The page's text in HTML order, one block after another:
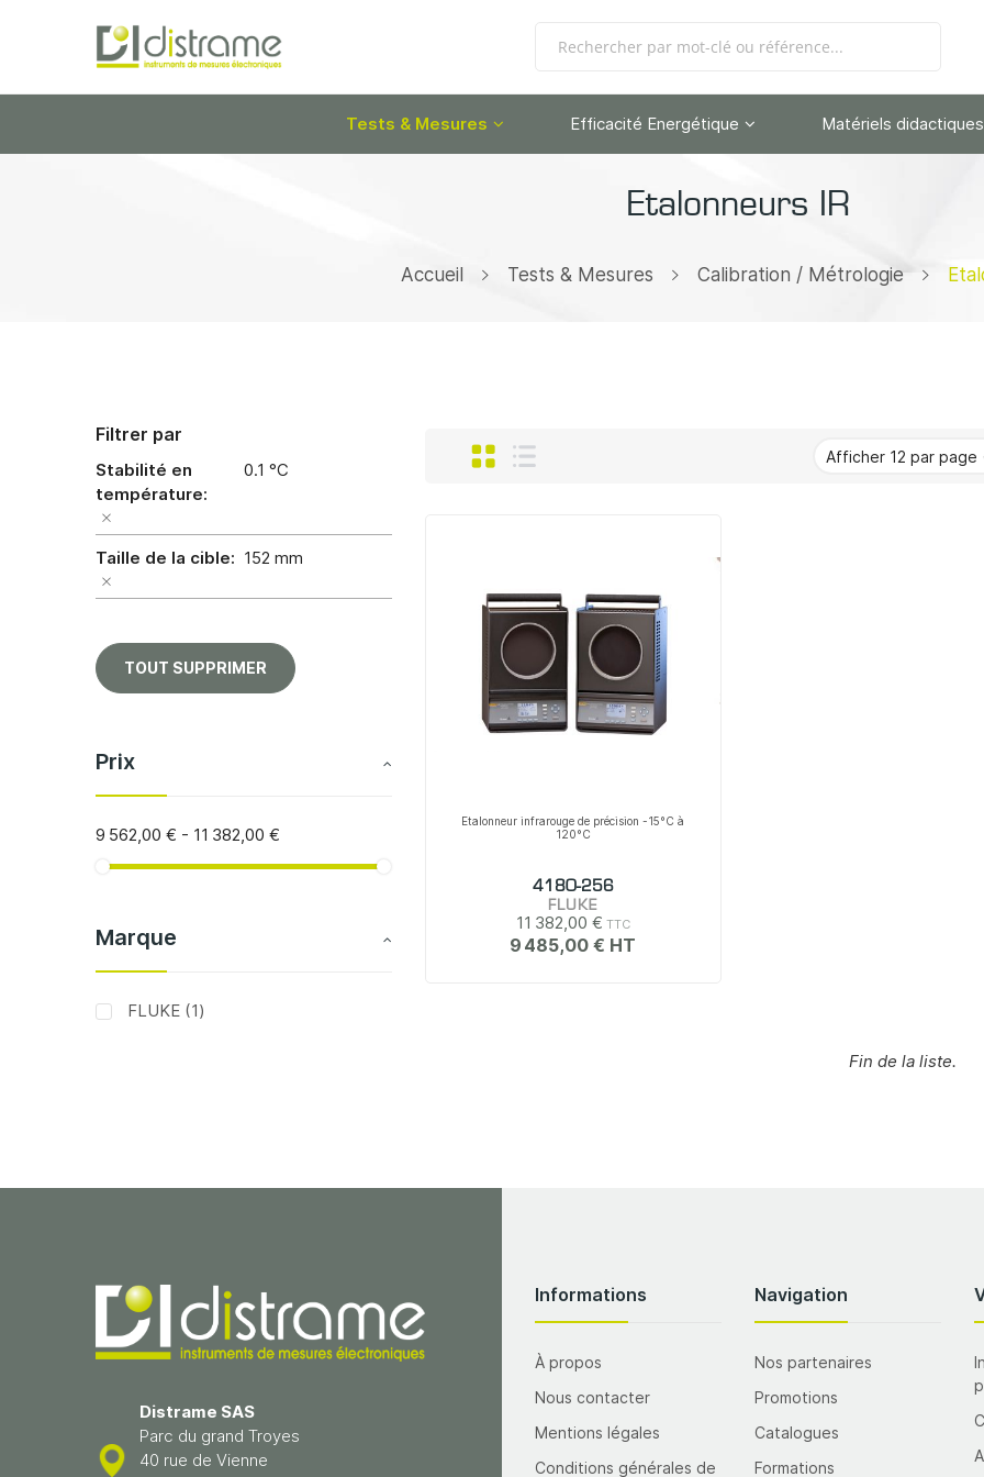
Tests & Mesures Efficacité Energétique Matériels didactiques
Etalonneurs IR
Accueil Tests & Mesures Calibration / Métrologie
Grille
Etalonneur infrarouge de précision -15°C à
120°C
4180-256
FLUKE
11 382,00 €
9 485,00 €
Fin de la liste.
Filtrer par
Stabilité en
température
0.1 °C
Taille de la cible 152 mm
TOUT SUPPRIMER
Prix
9 562,00 € - 11 382,00 €
Marque
FLUKE 1article
Distrame SAS
Parc du grand Troyes
40 rue de Vienne
Informations
À propos
Nous contacter
Mentions légales
Conditions générales de
Navigation
Nos partenaires
Promotions
Catalogues
Formations